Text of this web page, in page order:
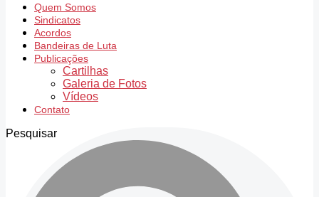
Quem Somos
Sindicatos
Acordos
Bandeiras de Luta
Publicações
Cartilhas
Galeria de Fotos
Vídeos
Contato
Pesquisar